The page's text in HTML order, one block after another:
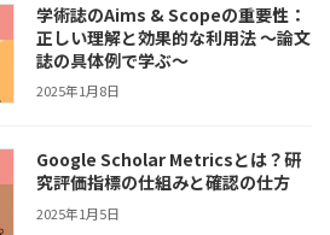
学術誌のAims & Scopeの重要性：
正しい理解と効果的な利用法 〜論文
誌の具体例で学ぶ〜
2025年1月8日
Google Scholar Metricsとは？研
究評価指標の仕組みと確認の仕方
2025年1月5日